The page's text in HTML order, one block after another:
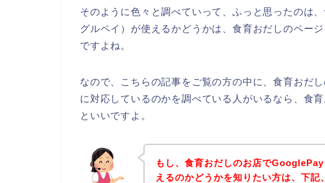
そのように色々と調べていって、ふっと思ったのは
グルペイ）が使えるかどうかは、食育おだしのペー
ですよね。
なので、こちらの記事をご覧の方の中に、食育おだ
に対応しているのかを調べている人がいるなら、食
といいですよ。
もし、食育おだしのお店で
えるのかどうかを知りたい方は、下記